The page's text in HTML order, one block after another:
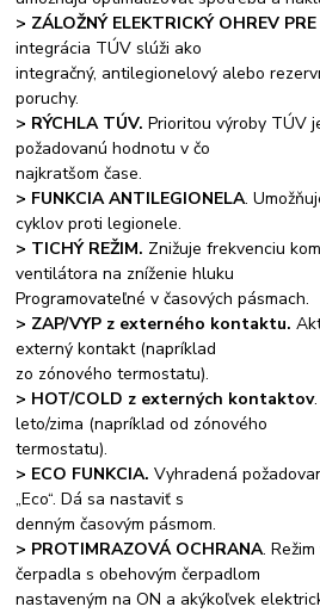
> ZÁLOŽNÝ ELEKTRICKÝ OHREV
integrácia TÚV slúži ako
integračný, antilegionelový alebo
poruchy.
> RÝCHLA TÚV. Prioritou výroby TÚV
požadovanú hodnotu v čo
najkratšom čase.
> FUNKCIA ANTILEGIONELA.
cyklov proti legionele.
> TICHÝ REŽIM. Znižuje frekvenciu
ventilátora na zníženie hluku
Programovateľné v časových pásmach.
> ZAP/VYP z externého kontaktu.
externý kontakt (napríklad
zo zónového termostatu).
> HOT/COLD z externých kontaktov
leto/zima (napríklad od zónového
termostatu).
> ECO FUNKCIA. Vyhradená
„Eco“. Dá sa nastaviť s
denným časovým pásmom.
> PROTIMRAZOVÁ OCHRANA.
čerpadla s obehovým čerpadlom
nastaveným na ON a akýkoľvek